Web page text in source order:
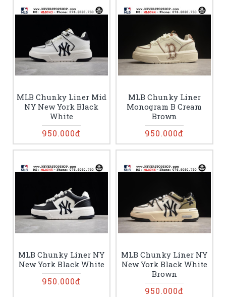
MLB Chunky Liner Mid
NY New York Black
White
950.000đ
MLB Chunky Liner
Monogram B Cream
Brown
950.000đ
MLB Chunky Liner NY
New York Black White
950.000đ
MLB Chunky Liner NY
New York Black White
Brown
950.000đ